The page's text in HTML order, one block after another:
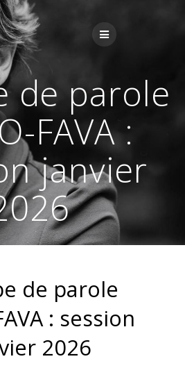
Passer
au
contenu
de parole
FAVA :
janvier
de parole
: session
2026